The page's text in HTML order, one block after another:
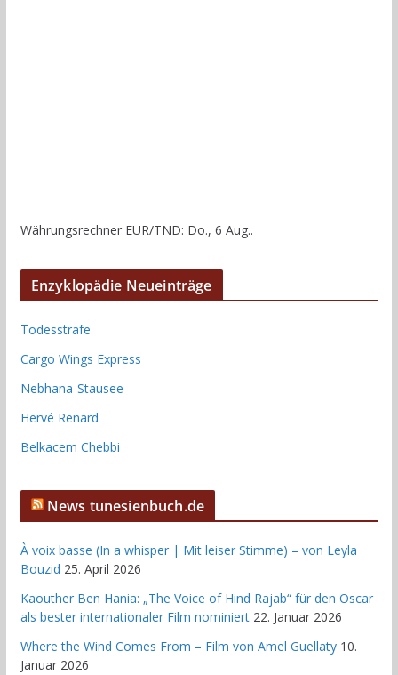
Währungsrechner EUR/TND: Do., 6 Aug..
Enzyklopädie Neueinträge
Todesstrafe
Cargo Wings Express
Nebhana-Stausee
Hervé Renard
Belkacem Chebbi
News tunesienbuch.de
À voix basse (In a whisper | Mit leiser Stimme) – von Leyla
Bouzid 25. April 2026
Kaouther Ben Hania: „The Voice of Hind Rajab“ für den Oscar
als bester internationaler Film nominiert 22. Januar 2026
Where the Wind Comes From – Film von Amel Guellaty 10.
Januar 2026